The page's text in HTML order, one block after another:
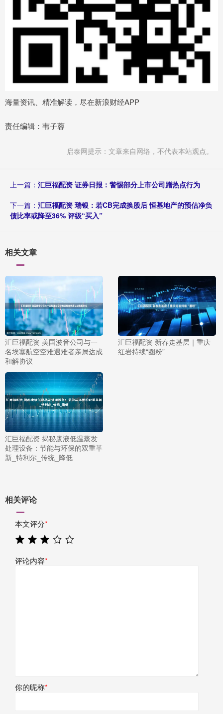
海量资讯、精准解读，尽在新浪财经APP
责任编辑：韦子蓉
启泰网提示：文章来自网络，不代表本站观点。
上一篇： 汇巨福配资 证券日报：警惕部分上市公司蹭热点行为
下一篇： 汇巨福配资 瑞银：若CB完成换股后 恒基地产的预估净负
债比率或降至36% 评级“买入”
相关文章
汇巨福配资 美国波音公司与一
名埃塞航空空难遇难者亲属达成
和解协议
汇巨福配资 新春走基层｜重庆
红岩持续“圈粉”
汇巨福配资 揭秘废液低温蒸发
处理设备：节能与环保的双重革
新_特利尔_传统_降低
相关评论
本文评分*
评论内容*
你的昵称*